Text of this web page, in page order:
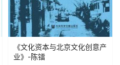
《文化资本与北京文化创意产
业》-陈镭